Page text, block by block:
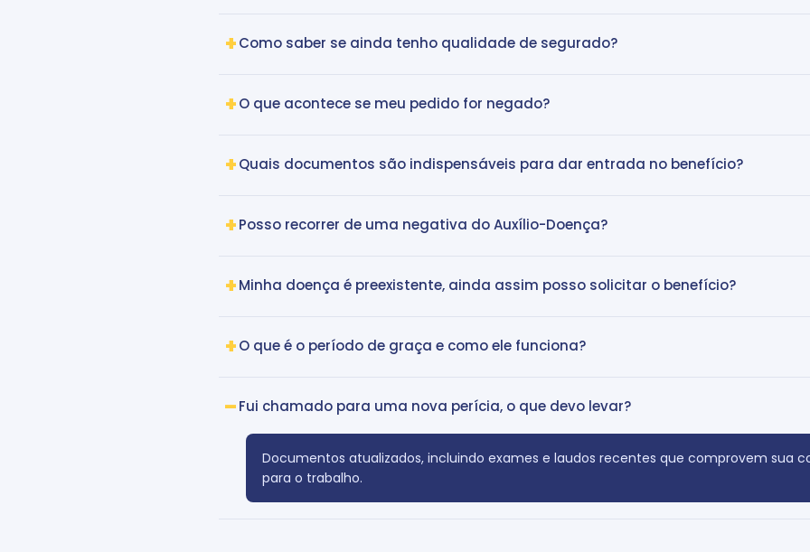
Como saber se ainda tenho qualidade de segurado?
O que acontece se meu pedido for negado?
Quais documentos são indispensáveis para dar entrada no benefício?
Posso recorrer de uma negativa do Auxílio-Doença?
Minha doença é preexistente, ainda assim posso solicitar o benefício?
O que é o período de graça e como ele funciona?
Fui chamado para uma nova perícia, o que devo levar?
Documentos atualizados, incluindo exames e laudos recentes que comprovem sua
para o trabalho.